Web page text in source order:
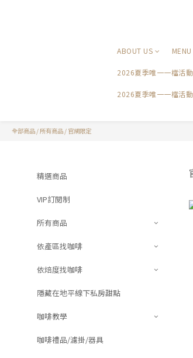
ABOUT US MENU
2026夏季唯一一檔活
2026夏季唯一一檔活
全部商品 /所有商品 / 官網限定
精選商品
VIP訂閱制
所有商品
依產區找咖啡
依焙度找咖啡
隱藏在地平線下私房甜點
咖啡教學
咖啡禮品/濾掛/器具